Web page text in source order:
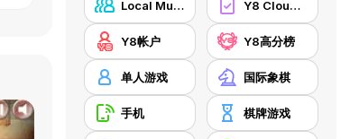
Local Multiplayer Y8 Cloud Save
Y8帐户 Y8高分榜
单人游戏 国际象棋
手机 棋牌游戏